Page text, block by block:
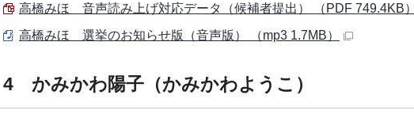
高橋みほ 音声読み上げ対応データ（候補者提出） （PDF 749.4KB
高橋みほ 選挙のお知らせ版（音声版） （mp3 1.7MB）
4 かみかわ陽子（かみかわようこ）